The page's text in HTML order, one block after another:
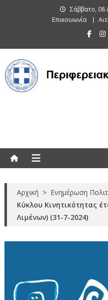
Σάββατο, 08
Επικοινωνία
Αρχική > Ενημέρωση
Κύκλου Κινητικότητας
Λιμένων) (31-7-2024)